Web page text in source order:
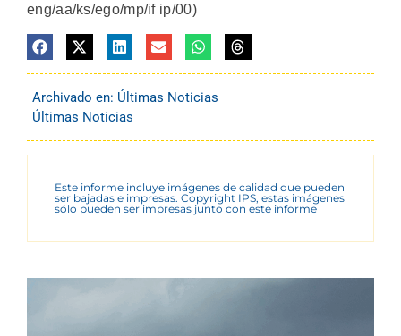
eng/aa/ks/ego/mp/if ip/00)
Archivado en: Últimas Noticias
Últimas Noticias
Este informe incluye imágenes de calidad que pueden
ser bajadas e impresas. Copyright IPS, estas imágenes
sólo pueden ser impresas junto con este informe